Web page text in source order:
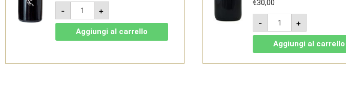
-
Perla
Nera
-
IGT
Venezia
Giulia
Petrussa
+
Aggiungi al carrello
€30,00
-
Schioppettino
Prepotto
Riserva
2018
-
DOC
+
Aggiungi al carrello